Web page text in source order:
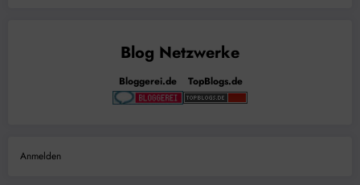
Bloggerei.de TopBlogs.de
Anmelden